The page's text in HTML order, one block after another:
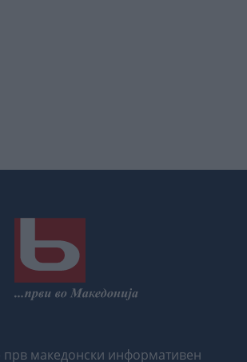
прв македонски информативен